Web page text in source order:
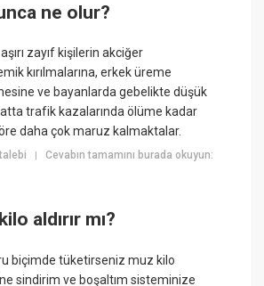
ne olur?
zayıf kişilerin akciğer
kırılmalarına, erkek üreme
ve bayanlarda gebelikte düşük
trafik kazalarında ölüme kadar
daha çok maruz kalmaktalar.
|Cevabın tamamını burada okuyun:
aldırır mı?
biçimde tüketirseniz muz kilo
sindirim ve boşaltım sisteminize